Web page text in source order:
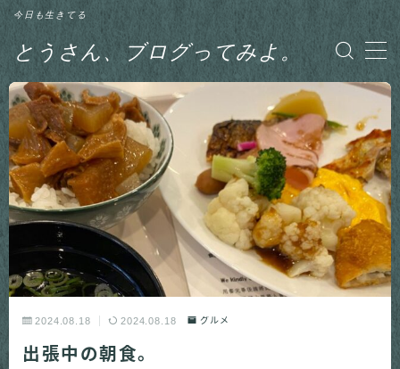
とうさん、ブログってみよ。
今日も生きてる
MENU
グルメ
日記
釣り
2024.08.18 2024.08.18 グルメ
出張中の朝食。